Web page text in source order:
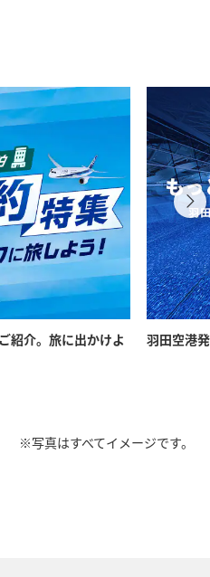
紹介。旅に出かけよ
羽田空港
※写真はすべてイメージです。